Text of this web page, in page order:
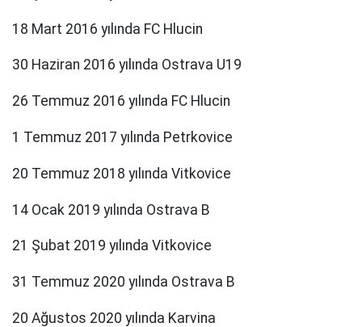
18 Mart 2016 yılında FC Hlucin
30 Haziran 2016 yılında Ostrava U19
26 Temmuz 2016 yılında FC Hlucin
1 Temmuz 2017 yılında Petrkovice
20 Temmuz 2018 yılında Vitkovice
14 Ocak 2019 yılında Ostrava B
21 Şubat 2019 yılında Vitkovice
31 Temmuz 2020 yılında Ostrava B
20 Ağustos 2020 yılında Karvina